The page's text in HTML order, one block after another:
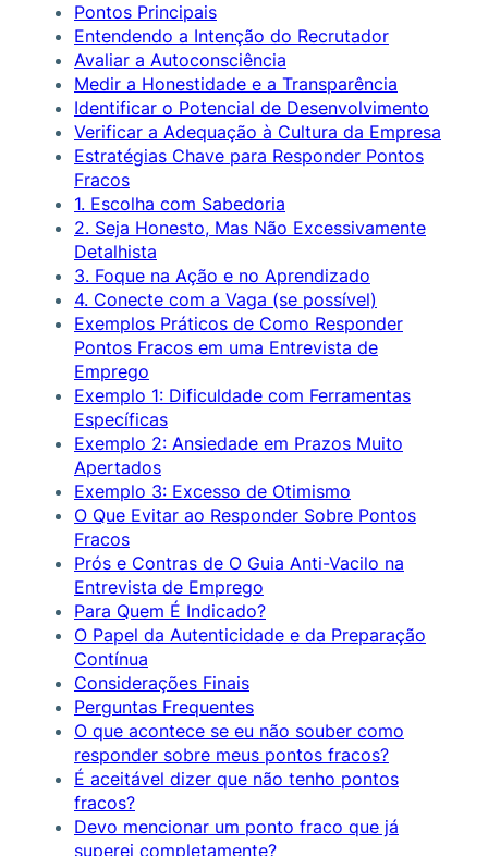
Pontos Principais
Entendendo a Intenção do Recrutador
Avaliar a Autoconsciência
Medir a Honestidade e a Transparência
Identificar o Potencial de Desenvolvimento
Verificar a Adequação à Cultura da Empresa
Estratégias Chave para Responder Pontos
Fracos
1. Escolha com Sabedoria
2. Seja Honesto, Mas Não Excessivamente
Detalhista
3. Foque na Ação e no Aprendizado
4. Conecte com a Vaga (se possível)
Exemplos Práticos de Como Responder
Pontos Fracos em uma Entrevista de
Emprego
Exemplo 1: Dificuldade com Ferramentas
Específicas
Exemplo 2: Ansiedade em Prazos Muito
Apertados
Exemplo 3: Excesso de Otimismo
O Que Evitar ao Responder Sobre Pontos
Fracos
Prós e Contras de O Guia Anti-Vacilo na
Entrevista de Emprego
Para Quem É Indicado?
O Papel da Autenticidade e da Preparação
Contínua
Considerações Finais
Perguntas Frequentes
O que acontece se eu não souber como
responder sobre meus pontos fracos?
É aceitável dizer que não tenho pontos
fracos?
Devo mencionar um ponto fraco que já
superei completamente?